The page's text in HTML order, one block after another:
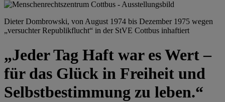
Dieter Dombrowski, von August 1974 bis Dezember 1975 wegen
„versuchter Republikflucht“ in der StVE Cottbus inhaftiert
„Jeder Tag Haft war es Wert –
für das Glück in Freiheit und
Selbstbestimmung zu leben.“